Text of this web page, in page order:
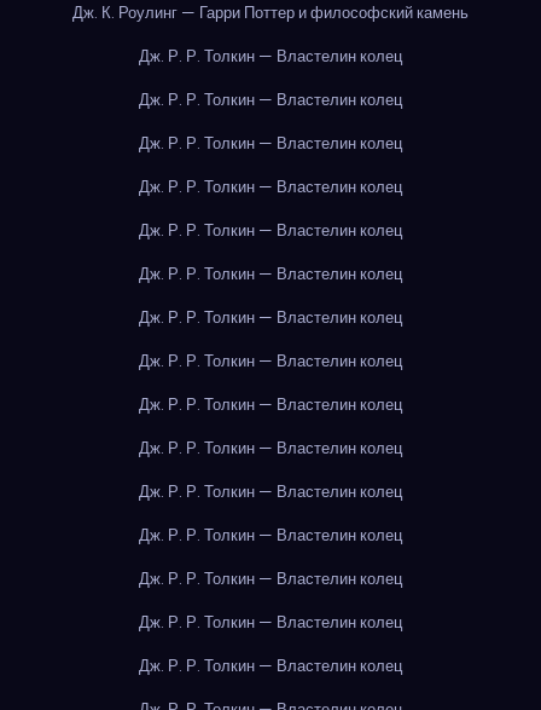
Дж. К. Роулинг — Гарри Поттер и философский камень
Дж. Р. Р. Толкин — Властелин колец
Дж. Р. Р. Толкин — Властелин колец
Дж. Р. Р. Толкин — Властелин колец
Дж. Р. Р. Толкин — Властелин колец
Дж. Р. Р. Толкин — Властелин колец
Дж. Р. Р. Толкин — Властелин колец
Дж. Р. Р. Толкин — Властелин колец
Дж. Р. Р. Толкин — Властелин колец
Дж. Р. Р. Толкин — Властелин колец
Дж. Р. Р. Толкин — Властелин колец
Дж. Р. Р. Толкин — Властелин колец
Дж. Р. Р. Толкин — Властелин колец
Дж. Р. Р. Толкин — Властелин колец
Дж. Р. Р. Толкин — Властелин колец
Дж. Р. Р. Толкин — Властелин колец